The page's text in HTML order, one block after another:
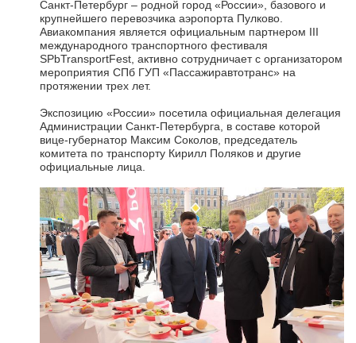
Санкт-Петербург – родной город «России», базового и
крупнейшего перевозчика аэропорта Пулково.
Авиакомпания является официальным партнером III
международного транспортного фестиваля
SPbTransportFest, активно сотрудничает с организатором
мероприятия СПб ГУП «Пассажиравтотранс» на
протяжении трех лет.
Экспозицию «России» посетила официальная делегация
Администрации Санкт-Петербурга, в составе которой
вице-губернатор Максим Соколов, председатель
комитета по транспорту Кирилл Поляков и другие
официальные лица.